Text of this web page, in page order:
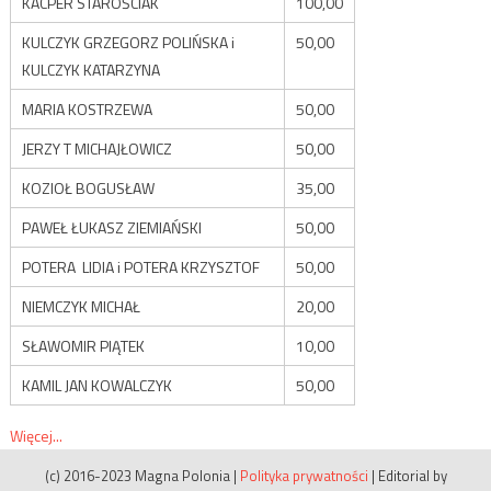
KULCZYK GRZEGORZ POLIŃSKA i
KULCZYK KATARZYNA
50,00
MARIA KOSTRZEWA
50,00
JERZY T MICHAJŁOWICZ
50,00
KOZIOŁ BOGUSŁAW
35,00
PAWEŁ ŁUKASZ ZIEMIAŃSKI
50,00
POTERA LIDIA i POTERA KRZYSZTOF
50,00
NIEMCZYK MICHAŁ
20,00
SŁAWOMIR PIĄTEK
10,00
KAMIL JAN KOWALCZYK
50,00
Więcej...
(c) 2016-2023 Magna Polonia | Polityka prywatności | Editorial by